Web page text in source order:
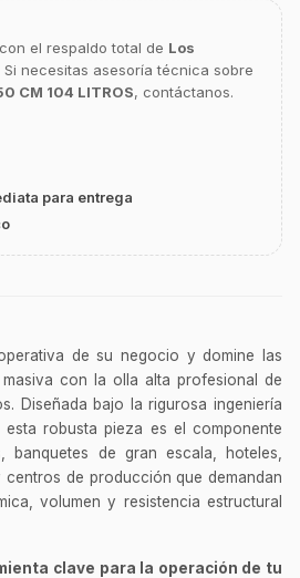
el respaldo total de Los
Si necesitas asesoría técnica sobre
CM 104 LITROS, contáctanos.
para entrega
de su negocio y domine las
con la olla alta profesional de
Diseñada bajo la rigurosa ingeniería
esta robusta pieza es el componente
banquetes de gran escala, hoteles,
de producción que demandan
volumen y resistencia estructural
clave para la operación de tu
Online
Soy GastroBot, tu asesor
apoyar hoy con tu
industriales
y contacto